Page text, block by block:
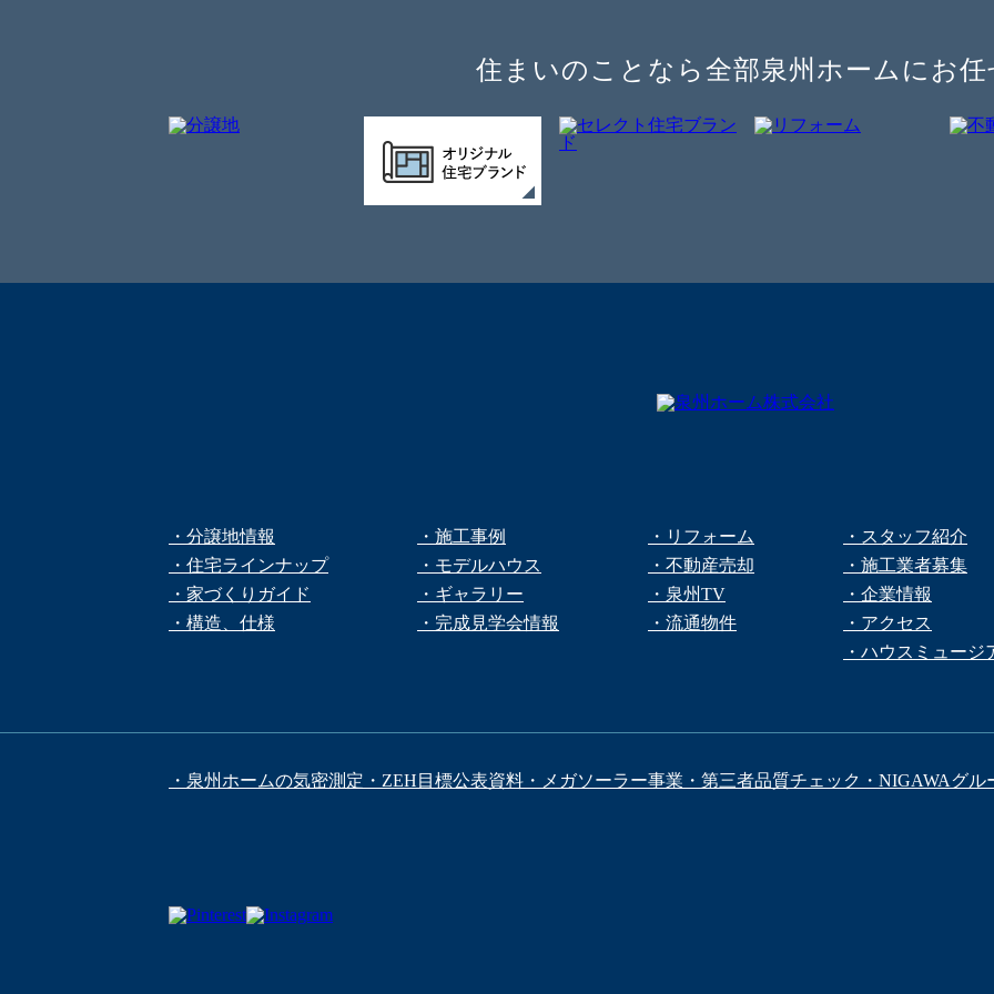
住まいのことなら全部泉州ホームにお任
・分譲地情報
・住宅ラインナップ
・家づくりガイド
・構造、仕様
・施工事例
・モデルハウス
・ギャラリー
・完成見学会情報
・リフォーム
・不動産売却
・泉州TV
・流通物件
・スタッフ紹介
・施工業者募集
・企業情報
・アクセス
・ハウスミュージ
・泉州ホームの気密測定 ・ZEH目標公表資料 ・メガソーラー事業 ・第三者品質チェック ・NIGAWAグル